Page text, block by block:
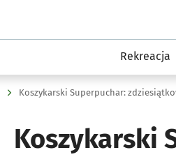
Rekreacja
Koszykarski Superpuchar:
Koszykarski